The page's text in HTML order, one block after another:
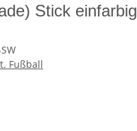
Stick einfarbig
Fußball